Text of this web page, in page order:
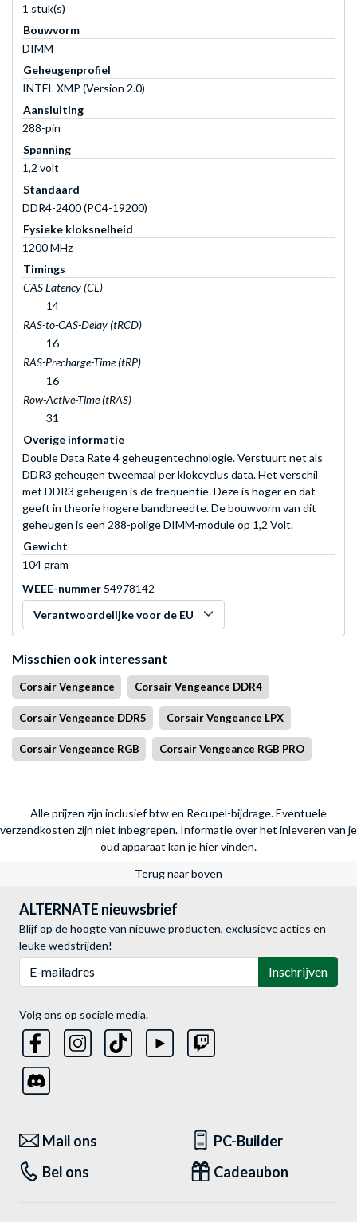
1 stuk(s)
Bouwvorm
DIMM
Geheugenprofiel
INTEL XMP (Version 2.0)
Aansluiting
288-pin
Spanning
1,2 volt
Standaard
DDR4-2400 (PC4-19200)
Fysieke kloksnelheid
1200 MHz
Timings
CAS Latency (CL)
14
RAS-to-CAS-Delay (tRCD)
16
RAS-Precharge-Time (tRP)
16
Row-Active-Time (tRAS)
31
Overige informatie
Double Data Rate 4 geheugentechnologie. Verstuurt net als
DDR3 geheugen tweemaal per klokcyclus data. Het verschil
met DDR3 geheugen is de frequentie. Deze is hoger en dat
geeft in theorie hogere bandbreedte. De bouwvorm van dit
geheugen is een 288-polige DIMM-module op 1,2 Volt.
Gewicht
104 gram
WEEE-nummer 54978142
Verantwoordelijke voor de EU
Misschien ook interessant
Corsair Vengeance Corsair Vengeance DDR4
Corsair Vengeance DDR5 Corsair Vengeance LPX
Corsair Vengeance RGB Corsair Vengeance RGB PRO
Alle prijzen zijn inclusief btw en Recupel-bijdrage. Eventuele
verzendkosten zijn niet inbegrepen. Informatie over het inleveren van je
oud apparaat kan je hier vinden.
Terug naar boven
ALTERNATE nieuwsbrief
Blijf op de hoogte van nieuwe producten, exclusieve acties en
leuke wedstrijden!
Inschrijven
Volg ons op sociale media.
Mail ons
PC-Builder
Bel ons
Cadeaubon